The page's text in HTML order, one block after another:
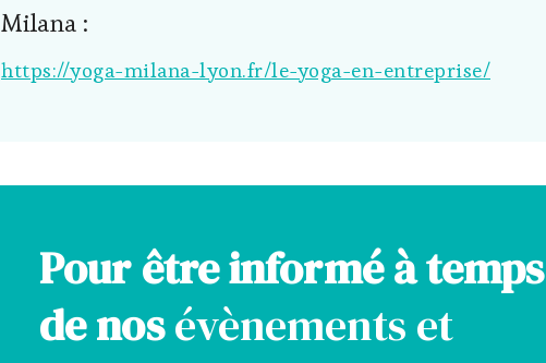
Milana :
https://yoga-milana-lyon.fr/le-yoga-en-entreprise/
Pour être informé à temps
de nosévènements et